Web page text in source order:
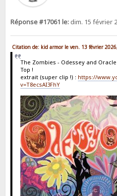
Réponse #17061 le: dim. 15 février
Citation de: kid armor le ven. 13 février
The Zombies - Odessey and Oracle
Top !
extrait (super clip !) : https://
v=T8ecsAI3FhY